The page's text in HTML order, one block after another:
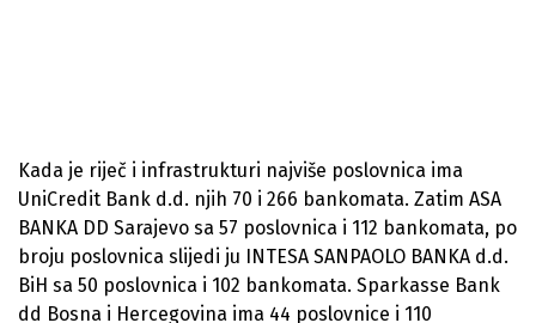
Kada je riječ i infrastrukturi najviše poslovnica ima
UniCredit Bank d.d. njih 70 i 266 bankomata. Zatim ASA
BANKA DD Sarajevo sa 57 poslovnica i 112 bankomata, po
broju poslovnica slijedi ju INTESA SANPAOLO BANKA d.d.
BiH sa 50 poslovnica i 102 bankomata. Sparkasse Bank
dd Bosna i Hercegovina ima 44 poslovnice i 110